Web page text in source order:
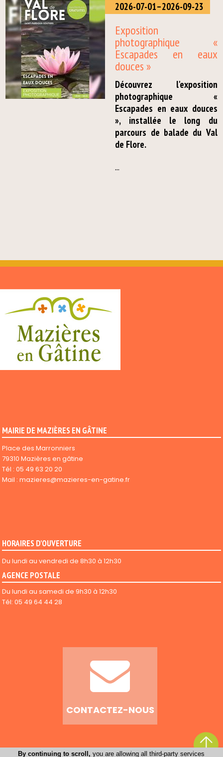
2026-07-01–2026-09-23
Exposition
photographique «
Escapades en eaux
douces »
Découvrez l'exposition
photographique «
Escapades en eaux douces
», installée le long du
parcours de balade du Val
de Flore.
...
MAIRIE DE MAZIÈRES EN GÂTINE
Place des Marronniers
79310 Mazières en gâtine
Tél : 05 49 63 20 20
Mail : mazieres@mazieres-en-gatine.fr
HORAIRES D'OUVERTURE
Du lundi au vendredi de 8h30 à 12h30
AGENCE POSTALE
Du lundi au samedi de 9h30 à 12h30
Tél: 05 49 64 44 28
CONTACTEZ-NOUS
By continuing to scroll, you are allowing all third-party services